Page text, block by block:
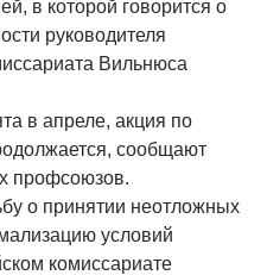
в которой говорится о
руководителя
Вильнюса
в апреле, акция по
сообщают
профсоюзов.
о принятии неотложных
условий
комиссариате